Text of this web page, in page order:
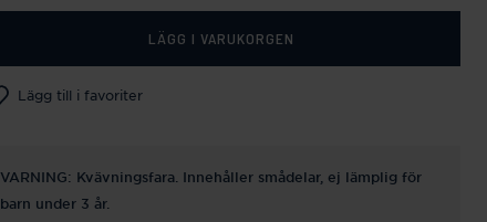
LÄGG I VARUKORGEN
Lägg till i favoriter
VARNING: Kvävningsfara. Innehåller smådelar, ej lämplig för
barn under 3 år.